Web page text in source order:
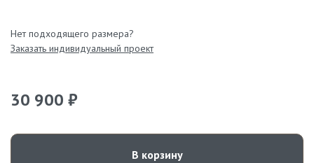
Нет подходящего размера?
Заказать индивидуальный проект
30 900 ₽
В корзину